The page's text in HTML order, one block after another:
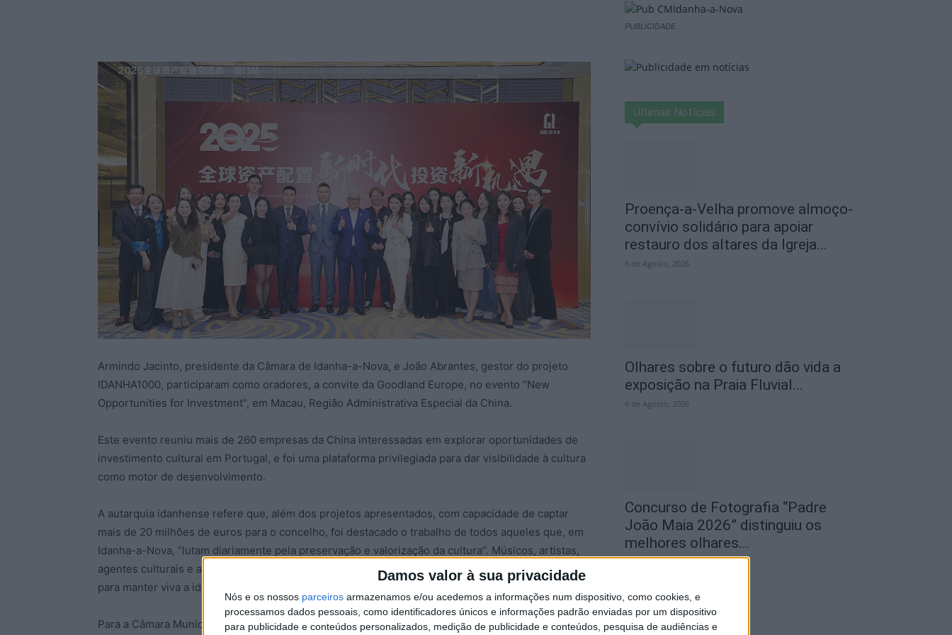
Damos valor à sua privacidade
Nós e os nossos parceiros armazenamos e/ou acedemos a informações num dispositivo, como cookies, e
processamos dados pessoais, como identificadores únicos e informações padrão enviadas por um dispositivo
para publicidade e conteúdos personalizados, medição de publicidade e conteúdos, pesquisa de audiências e
Armindo Jacinto, presidente da Câmara de Idanha-a-Nova, e João Abrantes, gestor do projeto
IDANHA1000, participaram como oradores, a convite da Goodland Europe, no evento “New
Opportunities for Investment”, em Macau, Região Administrativa Especial da China.
Este evento reuniu mais de 260 empresas da China interessadas em explorar oportunidades de
investimento cultural em Portugal, e foi uma plataforma privilegiada para dar visibilidade à cultura
como motor de desenvolvimento.
A autarquia idanhense refere que, além dos projetos apresentados, com capacidade de captar
mais de 20 milhões de euros para o concelho, foi destacado o trabalho de todos aqueles que, em
Idanha-a-Nova, “lutam diariamente pela preservação e valorização da cultura”. Músicos, artistas,
agentes culturais e associações e instituições culturais deste concelho são “peças fundamentais
para manter viva a identidade do território e para projetá-la além-fronteiras”.
Para a Câmara Municipal, esta foi “uma oportunidade única para Idanha captar investimento
PUBLICIDADE
Últimas Notícias
Proença-a-Velha promove almoço-
convívio solidário para apoiar
restauro dos altares da Igreja...
6 de Agosto, 2026
Olhares sobre o futuro dão vida a
exposição na Praia Fluvial...
6 de Agosto, 2026
Concurso de Fotografia “Padre
João Maia 2026” distinguiu os
melhores olhares...
6 de Agosto, 2026